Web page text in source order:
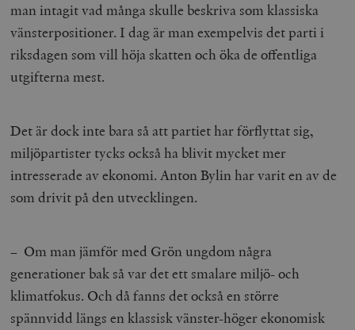
man intagit vad många skulle beskriva som klassiska
vänsterpositioner. I dag är man exempelvis det parti i
riksdagen som vill höja skatten och öka de offentliga
utgifterna mest.
Det är dock inte bara så att partiet har förflyttat sig,
miljöpartister tycks också ha blivit mycket mer
intresserade av ekonomi. Anton Bylin har varit en av de
som drivit på den utvecklingen.
– Om man jämför med Grön ungdom några
generationer bak så var det ett smalare miljö- och
klimatfokus. Och då fanns det också en större
spännvidd längs en klassisk vänster-höger ekonomisk